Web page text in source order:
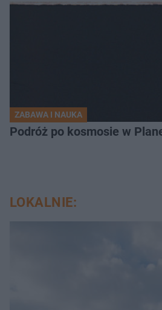
ZABAWA I NAUKA
Podróż po kosmosie w
LOKALNIE: